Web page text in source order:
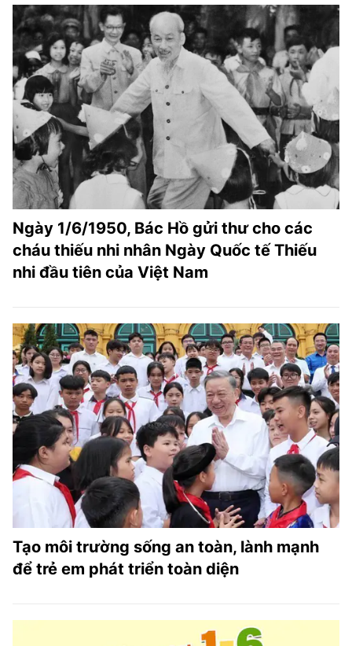
Ngày 1/6/1950, Bác Hồ gửi thư cho các
cháu thiếu nhi nhân Ngày Quốc tế Thiếu
nhi đầu tiên của Việt Nam
Tạo môi trường sống an toàn, lành mạnh
để trẻ em phát triển toàn diện